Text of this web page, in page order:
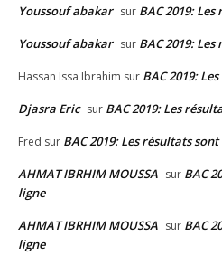
Youssouf abakar sur BAC 2019:
Youssouf abakar sur BAC 2019:
Hassan Issa Ibrahim sur BAC 2019:
Djasra Eric sur BAC 2019: Les
Fred sur BAC 2019: Les résultats
AHMAT IBRHIM MOUSSA sur BAC
ligne
AHMAT IBRHIM MOUSSA sur BAC
ligne